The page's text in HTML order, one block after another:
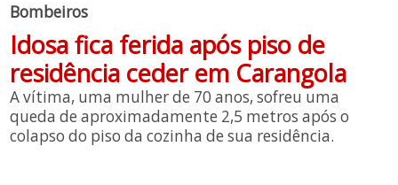
Bombeiros
Idosa fica ferida após piso de
residência ceder em Carangola
A vítima, uma mulher de 70 anos, sofreu uma
queda de aproximadamente 2,5 metros após o
colapso do piso da cozinha de sua residência.